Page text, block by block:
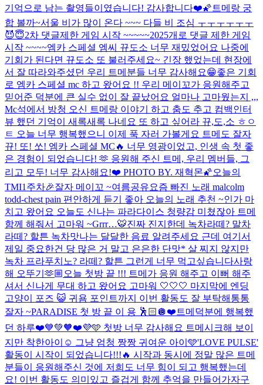
기억으로 남는 촬영들이였습니다! 감사합니다❤️🌠 트메랑 궁
합 볼까~서울 비가 많이 온다 ~~~ 다들 비 조심 ㅜㅜㅜㅜㅜㅜ
😈😇2차 댓글제한 게임 시작 ~~~~~2025개로 댓글 제한 게임
시작 ~~~~엠카 스페셜 엠씨 뀨도소 너무 재밌었어요 나중에
기회가 된다면 뀨도소 또 불러주세요~ 긴장 했었는데 현장에
서 잘 따라와주셨던 우리 트메분들 너무 감사해요😁좋은 기회
로 엠카 스페셜 mc 하고 왔어요 !! 우리 메이꼬가 응원해주고
믿어준 덕분에 큰 실수 없이 잘 끝났어요 얼마나 고마웠는지 ,,,
Mc석에서 방청 오신 트메랑 이야기 하고 춤도 추고 컴백인터
뷰 했던 기억이 새록새록 나네요 또 하고 싶어라 뀨,도,소 ㅎㅇ
ㅌ 오늘 너무 행복했으니 이제 푹 자러 가볼게요 트메도 잘자
뀨! 또! 쏘! 엠카 스페셜 MC🔥 너무 영광이었고, 인생 속 첫 좋
은 경험이 되었습니다! 🫶 응원해 주신 트메, 우리 멤버들, 그
리고 모두! 너무 감사해요!❤️ PHOTO BY. 재혁몬🌠오늘의
TMI1주차🎉잘자 메이꼬 ~여름공유요즘 빠진 노래 malcolm
todd-chest pain 편안하게 듣기 좋아 오늘의 노래 추천 ~인가 마
치고 왔어요 오늘도 신나는 파라다이스 청량감 미쳤잖아 트메
함께 해줘서 고마워 ~Grrr…🐯진짜 진지한데 녹차라떼? 말차
라떼? 할튼 녹차맛나는 달달한 음료 알려주세요 근데 여기서
제일 중요한건 당 많은 거 말고 은은한 단맛* 살 찌지 않지만
녹차 프라푸치노? 라떼? 할튼 그런게 너무 먹고싶습니다사랑
해 오뚜기🫶🏼 오늘 첫방 끝 !!! 트메가 응원 해주고 이뻐 해주
셔서 신나게 무대 하고 왔어요 고마워 🤍🤍🤍 마지막에 엔딩
고양이 포즈 😺 귀욤 포인트까지 이번 활동도 잘 부탁해통통
잘자 ~PARADISE 첫 방 끝 이 용 🕺🏻🪩 ❤️트메덕분에 행복했
던 하루❤️💙💚🧡❤️💜🩵 첫방 너무 감사해요 트메 시크해 보이
지만 착한아이☺️ 그냥 엄청 짱짱 귀여운 아이🩵'LOVE PULSE'
활동이 시작이 되었습니다!!!🔥 시작과 동시에 정말 많은 트메
분들이 응원해주신 것에 저희도 너무 힘이 되고 행복했는데
요! 이번 활동도 의미있고 즐겁게 함께 추억을 만들어가자구